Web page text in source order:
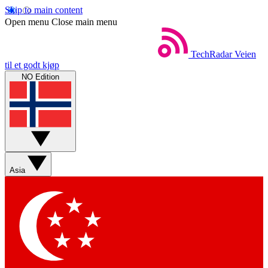
Skip to main content
Open menu Close main menu
TechRadar Veien
til et godt kjøp
NO Edition
Asia